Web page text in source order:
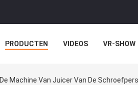
PRODUCTEN VIDEOS VR-SHOW
De Machine Van Juicer Van De